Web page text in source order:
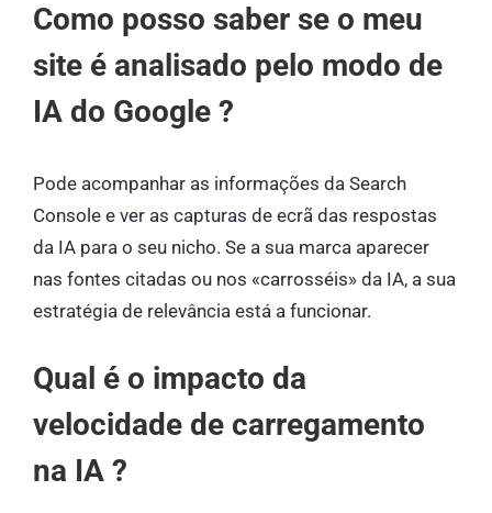
Como posso saber se o meu
site é analisado pelo modo de
IA do Google ?
Pode acompanhar as informações da Search
Console e ver as capturas de ecrã das respostas
da IA para o seu nicho. Se a sua marca aparecer
nas fontes citadas ou nos «carrosséis» da IA, a sua
estratégia de relevância está a funcionar.
Qual é o impacto da
velocidade de carregamento
na IA ?